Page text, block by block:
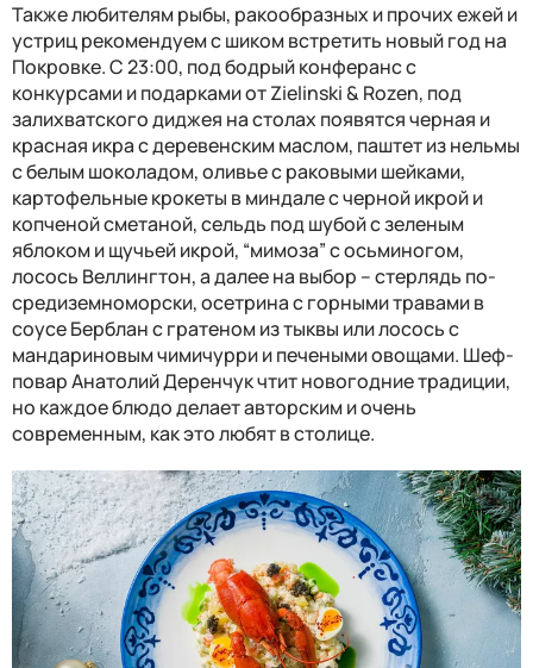
Также любителям рыбы, ракообразных и прочих ежей и
устриц рекомендуем с шиком встретить новый год на
Покровке. С 23:00, под бодрый конферанс с
конкурсами и подарками отZielinski & Rozen, под
залихватского диджея на столах появятся черная и
красная икра с деревенским маслом, паштет из нельмы
с белым шоколадом, оливье с раковыми шейками,
картофельные крокеты в миндале с черной икрой и
копченой сметаной, сельдь под шубой с зеленым
яблоком и щучьей икрой, “мимоза” с осьминогом,
лосось Веллингтон, а далее на выбор – стерлядь по-
средиземноморски, осетрина с горными травами в
соусе Берблан с гратеном из тыквы или лосось с
мандариновым чимичурри и печеными овощами. Шеф-
повар Анатолий Деренчук чтит новогодние традиции,
но каждое блюдо делает авторским и очень
современным, как это любят в столице.